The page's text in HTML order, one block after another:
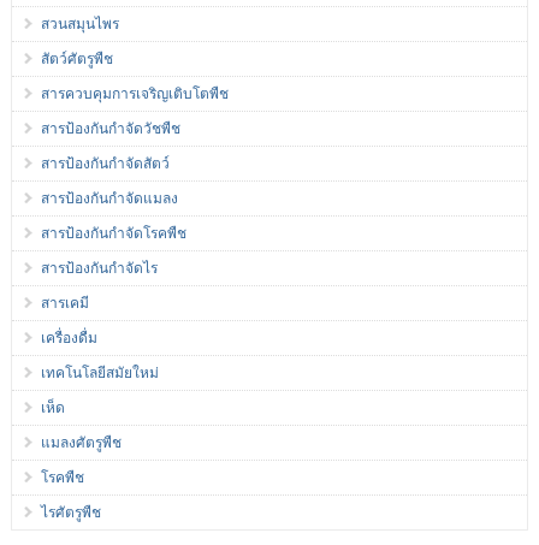
สวนสมุนไพร
สัตว์ศัตรูพืช
สารควบคุมการเจริญเติบโตพืช
สารป้องกันกำจัดวัชพืช
สารป้องกันกำจัดสัตว์
สารป้องกันกำจัดแมลง
สารป้องกันกำจัดโรคพืช
สารป้องกันกำจัดไร
สารเคมี
เครื่องดื่ม
เทคโนโลยีสมัยใหม่
เห็ด
แมลงศัตรูพืช
โรคพืช
ไรศัตรูพืช